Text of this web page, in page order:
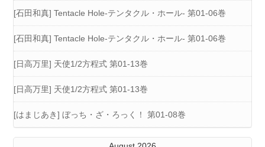
[石田和真] Tentacle Hole-テンタクル・ホール- 第01-06巻
[石田和真] Tentacle Hole-テンタクル・ホール- 第01-06巻
[日高万里] 天使1/2方程式 第01-13巻
[日高万里] 天使1/2方程式 第01-13巻
[はまじあき] ぼっち・ざ・ろっく！ 第01-08巻